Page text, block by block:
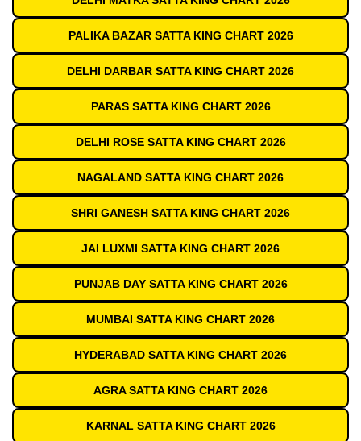
PALIKA BAZAR SATTA KING CHART 2026
DELHI DARBAR SATTA KING CHART 2026
PARAS SATTA KING CHART 2026
DELHI ROSE SATTA KING CHART 2026
NAGALAND SATTA KING CHART 2026
SHRI GANESH SATTA KING CHART 2026
JAI LUXMI SATTA KING CHART 2026
PUNJAB DAY SATTA KING CHART 2026
MUMBAI SATTA KING CHART 2026
HYDERABAD SATTA KING CHART 2026
AGRA SATTA KING CHART 2026
KARNAL SATTA KING CHART 2026